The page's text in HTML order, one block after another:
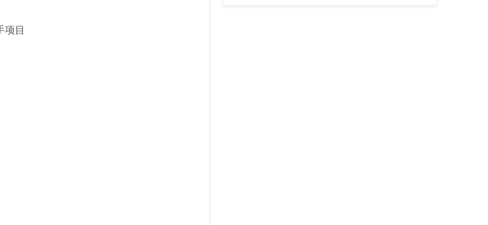
项目